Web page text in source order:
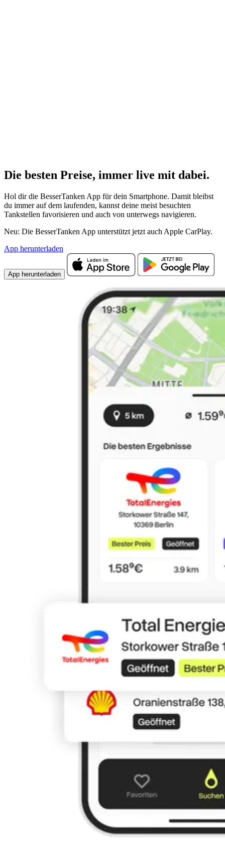
Die besten Preise, immer live mit dabei.
Hol dir die BesserTanken App für dein Smartphone. Damit bleibst
du immer auf dem laufenden, kannst deine meist besuchten
Tankstellen favorisieren und auch von unterwegs navigieren.
Neu: Die BesserTanken App unterstützt jetzt auch Apple CarPlay.
App herunterladen
App herunterladen